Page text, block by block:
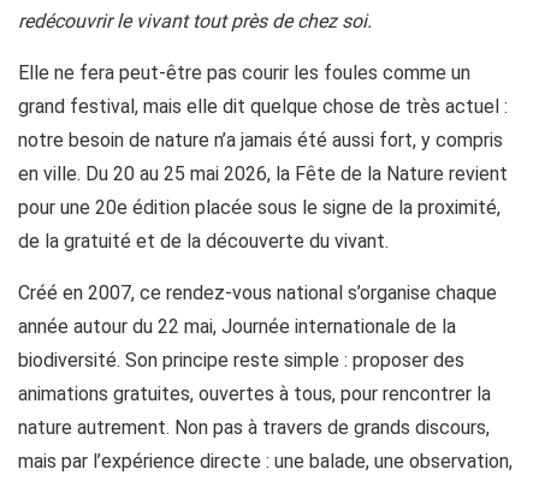
redécouvrir le vivant tout près de chez soi.
Elle ne fera peut-être pas courir les foules comme un
grand festival, mais elle dit quelque chose de très actuel :
notre besoin de nature n’a jamais été aussi fort, y compris
en ville. Du 20 au 25 mai 2026, la Fête de la Nature revient
pour une 20e édition placée sous le signe de la proximité,
de la gratuité et de la découverte du vivant.
Créé en 2007, ce rendez-vous national s’organise chaque
année autour du 22 mai, Journée internationale de la
biodiversité. Son principe reste simple : proposer des
animations gratuites, ouvertes à tous, pour rencontrer la
nature autrement. Non pas à travers de grands discours,
mais par l’expérience directe : une balade, une observation,